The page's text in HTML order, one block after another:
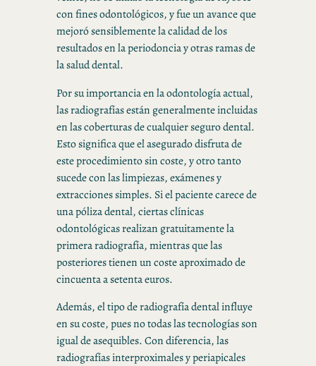
con fines odontológicos, y fue un avance que
mejoró sensiblemente la calidad de los
resultados en la periodoncia y otras ramas de
la salud dental.
Por su importancia en la odontología actual,
las radiografías están generalmente incluidas
en las coberturas de cualquier seguro dental.
Esto significa que el asegurado disfruta de
este procedimiento sin coste, y otro tanto
sucede con las limpiezas, exámenes y
extracciones simples. Si el paciente carece de
una póliza dental, ciertas clínicas
odontológicas realizan gratuitamente la
primera radiografía, mientras que las
posteriores tienen un coste aproximado de
cincuenta a setenta euros.
Además, el tipo de radiografía dental influye
en su coste, pues no todas las tecnologías son
igual de asequibles. Con diferencia, las
radiografías interproximales y periapicales